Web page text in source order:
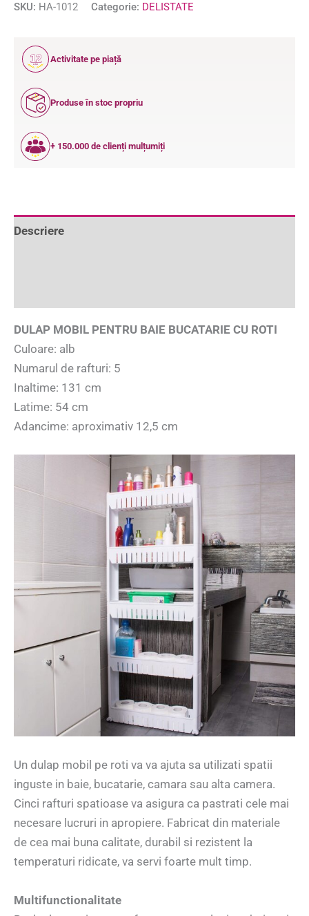
SKU: HA-1012 Categorie: DELISTATE
12
ANI
Activitate pe piață
Produse în stoc propriu
+ 150.000 de clienți mulțumiți
Descriere
DULAP MOBIL PENTRU BAIE BUCATARIE CU ROTI
Culoare: alb
Numarul de rafturi: 5
Inaltime: 131 cm
Latime: 54 cm
Adancime: aproximativ 12,5 cm
Un dulap mobil pe roti va va ajuta sa utilizati spatii
inguste in baie, bucatarie, camara sau alta camera.
Cinci rafturi spatioase va asigura ca pastrati cele mai
necesare lucruri in apropiere. Fabricat din materiale
de cea mai buna calitate, durabil si rezistent la
temperaturi ridicate, va servi foarte mult timp.
Multifunctionalitate